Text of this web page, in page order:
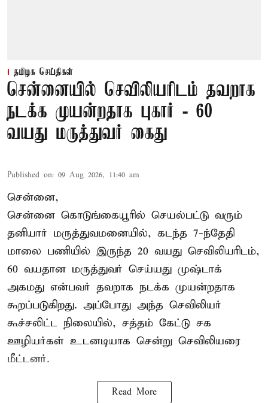
தமிழக செய்திகள்
சென்னையில் செவிலியரிடம் தவறாக
நடக்க முயன்றதாக புகார் - 60
வயது மருத்துவர் கைது
Published on: 09 Aug 2026, 11:40 am
சென்னை,
சென்னை கொடுங்கையூரில் செயல்பட்டு வரும்
தனியார் மருத்துவமனையில், கடந்த 7-ந்தேதி
மாலை பணியில் இருந்த 20 வயது செவிலியரிடம்,
60 வயதான மருத்துவர் செய்யது முஷ்டாக்
அகமது என்பவர் தவறாக நடக்க முயன்றதாக
கூறப்படுகிறது. அப்போது அந்த செவிலியர்
கூச்சலிட்ட நிலையில், சத்தம் கேட்டு சக
ஊழியர்கள் உடனடியாக சென்று செவிலியரை
மீட்டனர்.
Read More